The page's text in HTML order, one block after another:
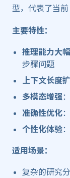
型，代表了当前
主要特性：
推理能力大
步骤问题
上下文长度
多模态增强
准确性优化
个性化体验
适用场景：
复杂的研究